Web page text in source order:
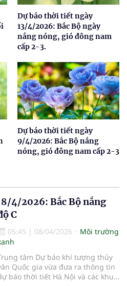
Dự báo thời tiết ngày
13/4/2026: Bắc Bộ ngày
nắng nóng, gió đông nam
cấp 2-3.
Dự báo thời tiết ngày
9/4/2026: Bắc Bộ nắng
nóng, gió đông nam cấp 2-3
4/2026: Bắc Bộ nắng
C
05:45 | 08/04/2026
Môi trường
tâm Dự báo khí tượng thủy
Quốc gia vừa đưa ra thông tin
báo thời tiết Hà Nội và các khu